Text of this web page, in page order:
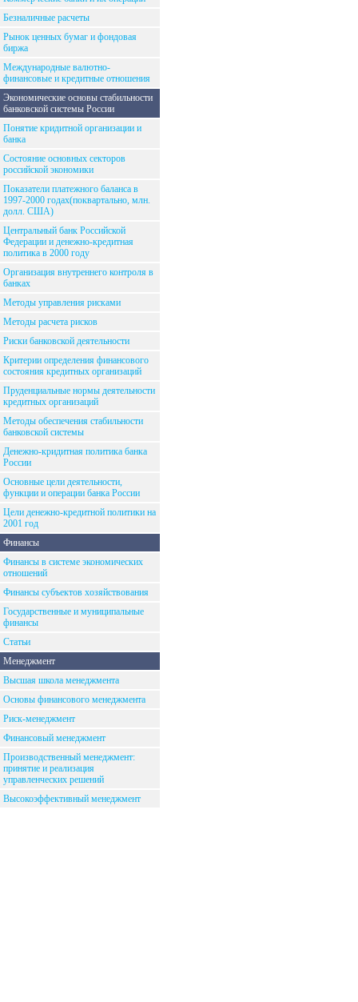
Безналичные расчеты
Рынок ценных бумаг и фондовая
биржа
Международные валютно-
финансовые и кредитные отношения
Экономические основы стабильности
банковской системы России
Понятие кридитной организации и
банка
Состояние основных секторов
российской экономики
Показатели платежного баланса в
1997-2000 годах(поквартально, млн.
долл. США)
Центральный банк Российской
Федерации и денежно-кредитная
политика в 2000 году
Организация внутреннего контроля в
банках
Методы управления рисками
Методы расчета рисков
Риски банковской деятельности
Критерии определения финансового
состояния кредитных организаций
Пруденциальные нормы деятельности
кредитных организаций
Методы обеспечения стабильности
банковской системы
Денежно-кридитная политика банка
России
Основные цели деятельности,
функции и операции банка России
Цели денежно-кредитной политики на
2001 год
Финансы
Финансы в системе экономических
отношений
Финансы субъектов хозяйствования
Государственные и муниципальные
финансы
Статьи
Менеджмент
Высшая школа менеджмента
Основы финансового менеджмента
Риск-менеджмент
Финансовый менеджмент
Производственный менеджмент:
принятие и реализация
управленческих решений
Высокоэффективный менеджмент